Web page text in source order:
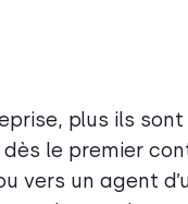
plus ils sont
le premier
vers un agent